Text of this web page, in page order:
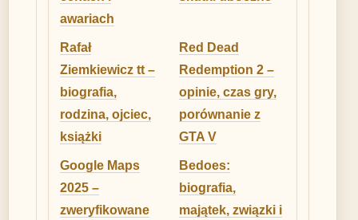
awariach
Rafał
Ziemkiewicz tt –
biografia,
rodzina, ojciec,
książki
Red Dead
Redemption 2 –
opinie, czas gry,
porównanie z
GTA V
Google Maps
2025 –
zweryfikowane
Bedoes:
biografia,
majątek, związki i